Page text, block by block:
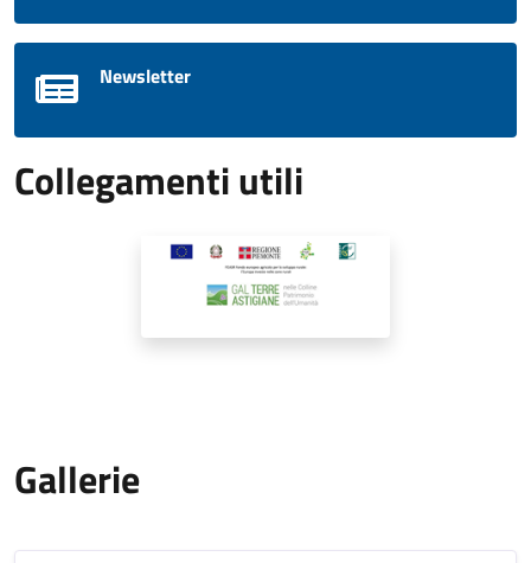
Newsletter
Collegamenti utili
Gallerie